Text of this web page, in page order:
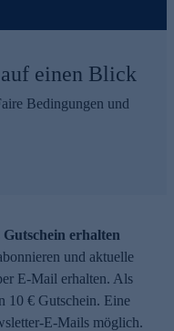
einen Blick
Bedingungen und
erhalten
und aktuelle
E-Mail erhalten. Als
10 € Gutschein. Eine
E-Mails möglich.